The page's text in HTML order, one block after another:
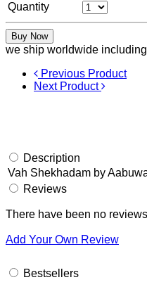
Quantity
Buy Now
we ship worldwide including
Previous Product
Next Product
Description
Vah Shekhadam by
Reviews
There have been no reviews
Add Your Own Review
Bestsellers